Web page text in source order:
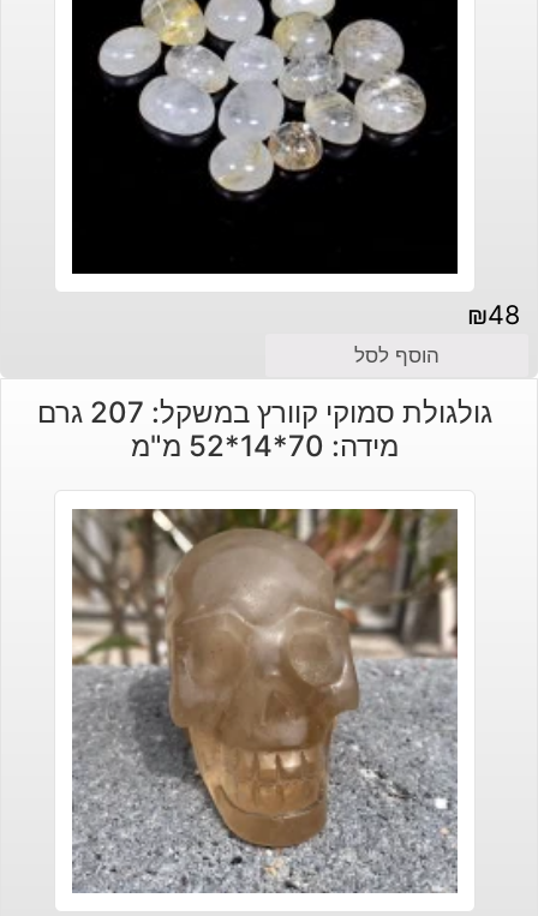
₪48
הוסף לסל
גולגולת סמוקי קוורץ במשקל: 207 גרם
מידה: 70*14*52 מ"מ